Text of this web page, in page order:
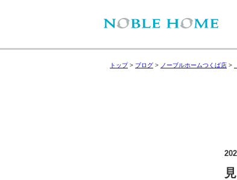
トップ> ブログ > ノーブルホームつくば店 >